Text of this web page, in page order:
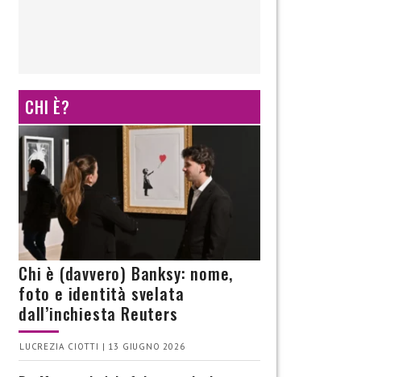
CHI È?
Chi è (davvero) Banksy: nome,
foto e identità svelata
dall’inchiesta Reuters
LUCREZIA CIOTTI | 13 GIUGNO 2026